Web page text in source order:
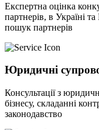
Експертна оцінка
партнерів, в Україні
пошук партнерів
Юридичні
Консультації з
бізнесу, складанні
законодавство